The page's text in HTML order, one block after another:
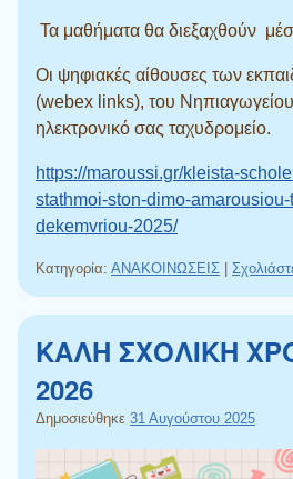
Τα μαθήματα θα διεξαχθούν
Οι ψηφιακές αίθουσες των
(webex links), του
ηλεκτρονικό σας ταχυδρομείο.
https://maroussi.gr/kleista-
stathmoi-ston-dimo-
dekemvriou-2025/
Κατηγορία: ΑΝΑΚΟΙΝΩΣΕΙΣ |
ΚΑΛΗ ΣΧΟΛΙΚΗ
2026
Δημοσιεύθηκε 31 Αυγούστου 2025